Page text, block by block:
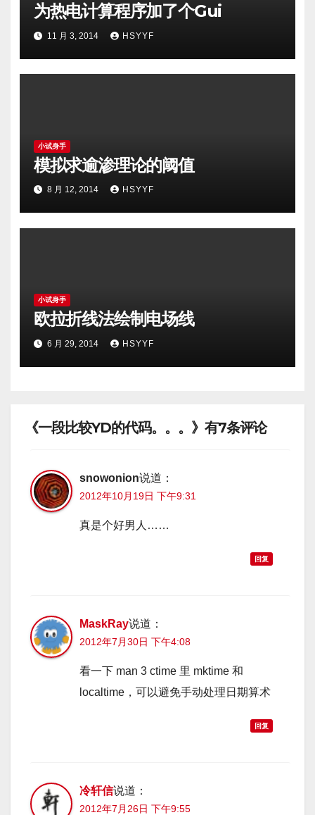
为热电计算程序加了个Gui
11 月 3, 2014 HSYYF
小试身手
模拟求逾渗理论的阈值
8 月 12, 2014 HSYYF
小试身手
欧拉折线法绘制电场线
6 月 29, 2014 HSYYF
《一段比较YD的代码。。。》有7条评论
snowonion说道：
2012年10月19日 下午9:31
真是个好男人……
回复
MaskRay说道：
2012年7月30日 下午4:08
看一下 man 3 ctime 里 mktime 和
localtime，可以避免手动处理日期算术
回复
冷轩信说道：
2012年7月26日 下午9:55